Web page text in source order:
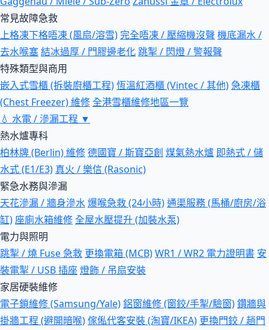
常見故障急救
上格凍下格唔凍 (風扇/溶雪)完全唔凍 / 壓縮機沒聲 機底漏水 /
去水喉塞結冰過厚 / 門膠邊老化跳掣 / 閃燈 / 警報聲
特殊類型與商用
嵌入式雪櫃 (拆裝廚櫃工程)恆溫紅酒櫃 (Vintec / 其他)急凍櫃
(Chest Freezer) 維修全港雪櫃維修地區一覽
💧 水電 / 滲漏工程 ▼
熱水爐專科
柏林牌 (Berlin) 維修德國寶 / 斯寶亞創 煤氣熱水爐 即熱式 / 儲
水式 (E1/E3) 真火 / 樂信 (Rasonic)
緊急水務與滲漏
天花滲漏 / 牆身滲水爆喉急救 (24小時)通渠服務 (馬桶/廚房/浴
缸) 座廁水箱維修全屋水壓提升 (加裝水泵)
電力與照明
跳掣 / 燒 Fuse 急救 更換電箱 (MCB)WR1 / WR2 電力證明書 安
裝電掣 / USB 插座燈飾 / 吊扇安裝
家居硬裝維修
電子鎖維修 (Samsung/Yale)鋁窗維修 (窗鉸/手掣/驗窗)鑽牆與
掛牆工程 (避開暗喉)傢俬代客安裝 (淘寶/IKEA) 更換門鉸 / 趟門